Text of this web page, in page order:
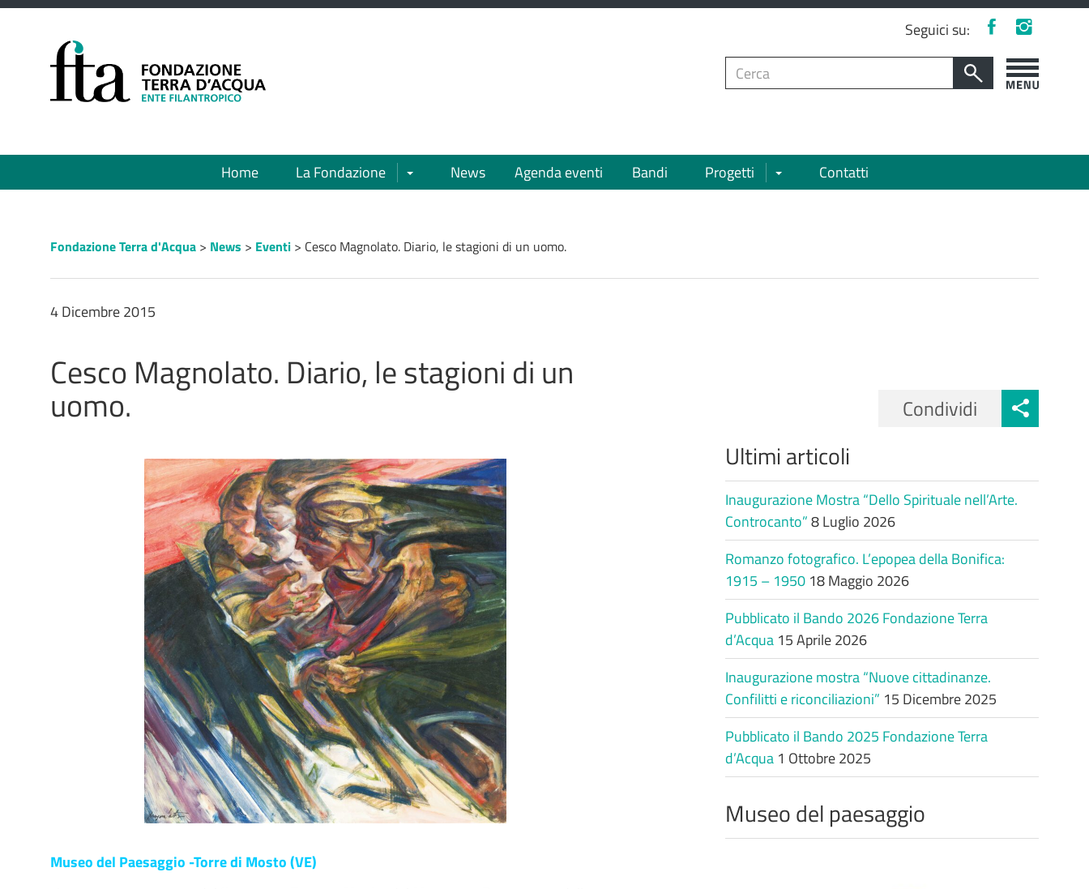
VAI AL CONTENUTO PRINCIPALE
Seguici su:
FacebookInstagram
Apri/chiudi
menù
per:
Cerca
Menù
Home La Fondazione Apri/chiudi sottomenù
News Agenda eventi Bandi Progetti Apri/chiudi sottomenù
Contatti
Percorso
a
di
Fondazione Terra d'Acqua > News > Eventi > Cesco Magnolato. Diario, le stagioni di un uomo.
4 Dicembre 2015
Cesco Magnolato. Diario, le stagioni di un
uomo.
Museo del Paesaggio -Torre di Mosto (VE)
Condividi
Ultimi articoli
Inaugurazione Mostra “Dello Spirituale nell’Arte.
Controcanto”8 Luglio 2026
Romanzo fotografico. L’epopea della Bonifica:
1915 – 1950 18 Maggio 2026
Pubblicato il Bando 2026 Fondazione Terra
d’Acqua 15 Aprile 2026
Inaugurazione mostra “Nuove cittadinanze.
Confilitti e riconciliazioni” 15 Dicembre 2025
Pubblicato il Bando 2025 Fondazione Terra
d’Acqua 1 Ottobre 2025
Museo del paesaggio